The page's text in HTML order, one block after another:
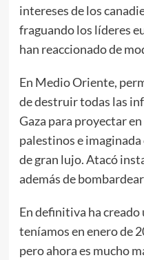
intereses de los
fraguando los líderes
han reaccionado de
En Medio Oriente,
de destruir todas las
Gaza para proyectar
palestinos e
de gran lujo. Atacó
además de
En definitiva ha creado
teníamos en enero de
pero ahora es mucho